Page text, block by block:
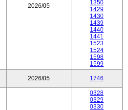
2026/05
1350
1429
1430
1439
1440
1441
1523
1524
1598
1599
2026/05 1746
0328
0329
0330